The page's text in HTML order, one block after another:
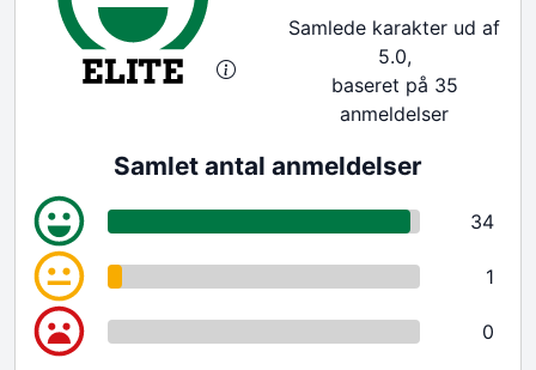
Samlede karakter ud af
5.0,
baseret på 35
anmeldelser
Samlet antal anmeldelser
34
1
0